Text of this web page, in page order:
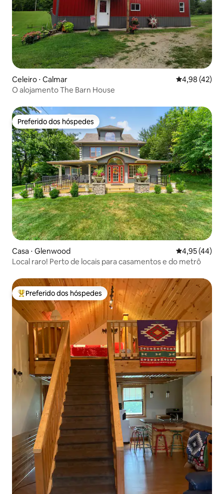
Celeiro ⋅ Calmar 4,98 de uma
4,98 (42)
O alojamento The Barn House
Preferido dos hóspedes
Preferido dos hóspedes
Casa ⋅ Glenwood 4,95 de uma
4,95 (44)
Local raro! Perto de locais para casamentos e do metrô
Entre os melhores preferidos dos hóspedes
Preferido dos hóspedes